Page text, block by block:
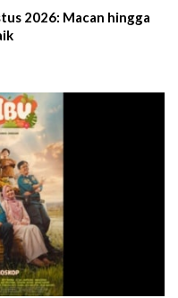
2026: Macan hingga